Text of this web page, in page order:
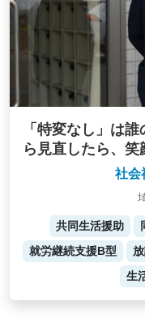
「特変なし」は
ら見直したら、
社会
共同生活援助
就労継続支援B型
生